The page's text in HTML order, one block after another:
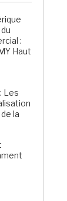
:
Haut
Les
la